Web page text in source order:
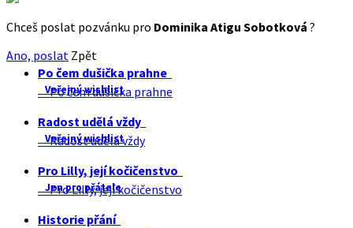
Chceš poslat pozvánku pro Dominika Atigu Sobotková ?
Ano, poslat Zpět
Po čem dušička prahne
Veřejný wishlist
Po čem dušička prahne
Radost udělá vždy
Veřejný wishlist
Radost udělá vždy
Pro Lilly, její kočičenstvo
Jen pro přátele
Pro Lilly, její kočičenstvo
Historie přání